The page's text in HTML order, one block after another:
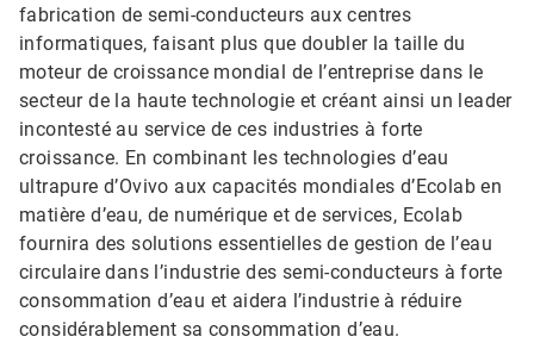
fabrication de semi-conducteurs aux centres
informatiques, faisant plus que doubler la taille du
moteur de croissance mondial de l’entreprise dans le
secteur de la haute technologie et créant ainsi un leader
incontesté au service de ces industries à forte
croissance. En combinant les technologies d’eau
ultrapure d’Ovivo aux capacités mondiales d’Ecolab en
matière d’eau, de numérique et de services, Ecolab
fournira des solutions essentielles de gestion de l’eau
circulaire dans l’industrie des semi-conducteurs à forte
consommation d’eau et aidera l’industrie à réduire
considérablement sa consommation d’eau.